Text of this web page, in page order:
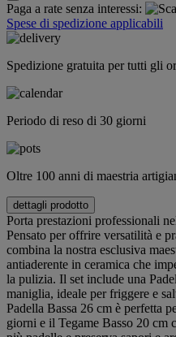
Paga a rate senza interessi:
Spese di spedizione applicabili
Spedizione gratuita per tutti gli
Periodo di reso di 30 giorni
Oltre 100 anni di maestria
dettagli prodotto
Porta prestazioni professionali
Pensato per offrire versatilità e
combina la nostra esclusiva
antiaderente in ceramica che
la pulizia. Il set include una
maniglia, ideale per friggere e
Padella Bassa 26 cm è perfetta
giorni e il Tegame Basso 20 cm